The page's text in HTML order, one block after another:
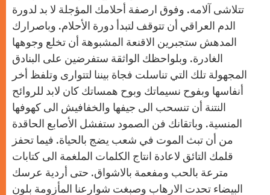
تتلاشى آلامه. وفوق ارصفة أحلامك المؤجلة لا بد لدورة
الدم العراقي أن تتوقف لتبدأ دورة الأحلام. وباصرارك
المدهش ستجبرين الاقنعة المشبوهة أن تخلع وجوهها
الغادرة. وبلواحظك الواثقة ستفرضين على البنادق
المجهولة تلك التي تناسلت فجاة بيننا لتتوارى وتلفظ أخر
أنفاسها وبفوح نسيماتك وبوح همساتك كان لابد للروائح
النتنة أن تنسحب الى جيفها والخفافيش الى كهوفها
المنسية. وباتقانك فن الصمود ستفشل الأصابع الحاقدة
من أن تبث الموت في شعب يضج بالحياة. فيما تحفز
قلمك التائق لاعادة انتاج الكلمات الملغمة الى كتابات
مترعة بالحب ومفعمة بالاشواق. حتى أردية عرسك
البيضاء تحدت الارهاب وصبغت شوارعنا المأزومة بلون